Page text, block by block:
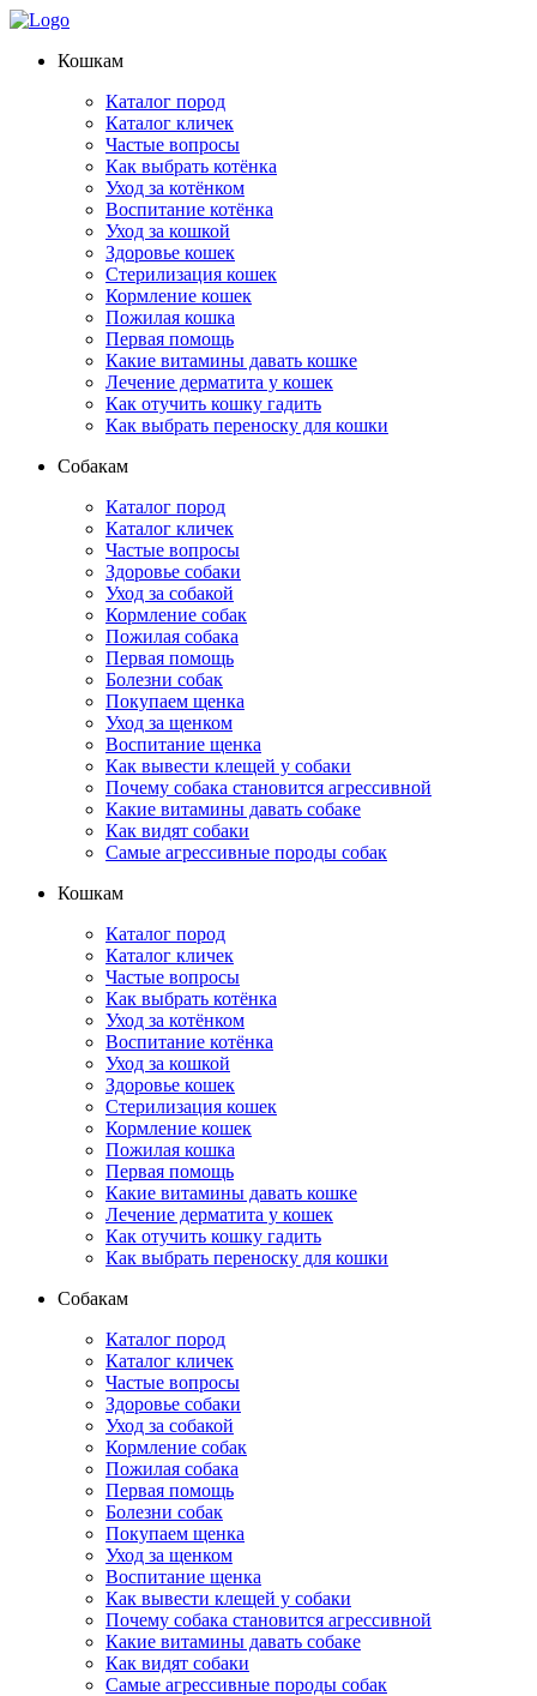
Кошкам
Каталог пород
Каталог кличек
Частые вопросы
Как выбрать котёнка
Уход за котёнком
Воспитание котёнка
Уход за кошкой
Здоровье кошек
Стерилизация кошек
Кормление кошек
Пожилая кошка
Первая помощь
Какие витамины давать кошке
Лечение дерматита у кошек
Как отучить кошку гадить
Как выбрать переноску для кошки
Собакам
Каталог пород
Каталог кличек
Частые вопросы
Здоровье собаки
Уход за собакой
Кормление собак
Пожилая собака
Первая помощь
Болезни собак
Покупаем щенка
Уход за щенком
Воспитание щенка
Как вывести клещей у собаки
Почему собака становится агрессивной
Какие витамины давать собаке
Как видят собаки
Самые агрессивные породы собак
Кошкам
Каталог пород
Каталог кличек
Частые вопросы
Как выбрать котёнка
Уход за котёнком
Воспитание котёнка
Уход за кошкой
Здоровье кошек
Стерилизация кошек
Кормление кошек
Пожилая кошка
Первая помощь
Какие витамины давать кошке
Лечение дерматита у кошек
Как отучить кошку гадить
Как выбрать переноску для кошки
Собакам
Каталог пород
Каталог кличек
Частые вопросы
Здоровье собаки
Уход за собакой
Кормление собак
Пожилая собака
Первая помощь
Болезни собак
Покупаем щенка
Уход за щенком
Воспитание щенка
Как вывести клещей у собаки
Почему собака становится агрессивной
Какие витамины давать собаке
Как видят собаки
Самые агрессивные породы собак